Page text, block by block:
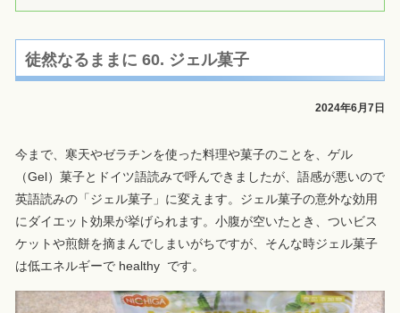
徒然なるままに 60. ジェル菓子
2024年6月7日
今まで、寒天やゼラチンを使った料理や菓子のことを、ゲル
（Gel）菓子とドイツ語読みで呼んできましたが、語感が悪いので
英語読みの「ジェル菓子」に変えます。ジェル菓子の意外な効用
にダイエット効果が挙げられます。小腹が空いたとき、ついビス
ケットや煎餅を摘まんでしまいがちですが、そんな時ジェル菓子
は低エネルギーで healthy です。